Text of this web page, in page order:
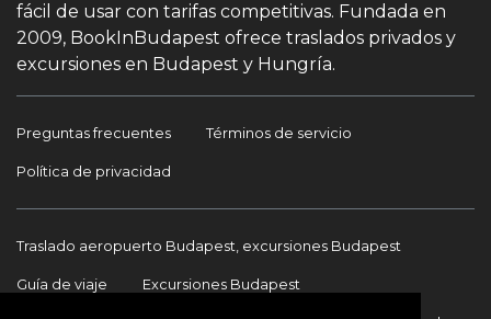
fácil de usar con tarifas competitivas. Fundada en
2009, BookInBudapest ofrece traslados privados y
excursiones en Budapest y Hungría.
Preguntas frecuentes Términos de servicio
Política de privacidad
Traslado aeropuerto Budapest, excursiones Budapest
Guía de viaje Excursiones Budapest